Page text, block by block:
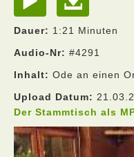
Dauer: 1:21 Minuten
Audio-Nr: #4291
Inhalt: Ode an einen
Upload Datum:
Der Stammtisch als